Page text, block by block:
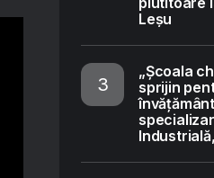
Leșu
„Școala
sprijin